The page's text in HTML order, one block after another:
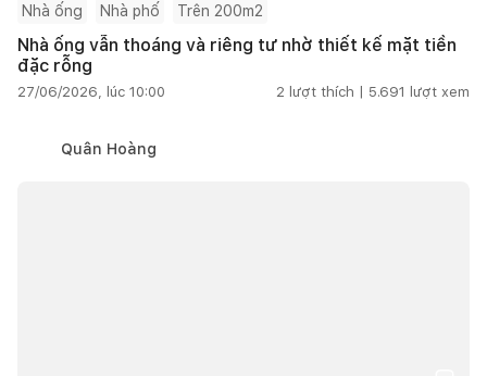
Nhà ống Nhà phố Trên 200m2
Nhà ống vẫn thoáng và riêng tư nhờ thiết kế mặt tiền
đặc rỗng
27/06/2026, lúc 10:00 2 lượt thích | 5.691 lượt xem
Quân Hoàng